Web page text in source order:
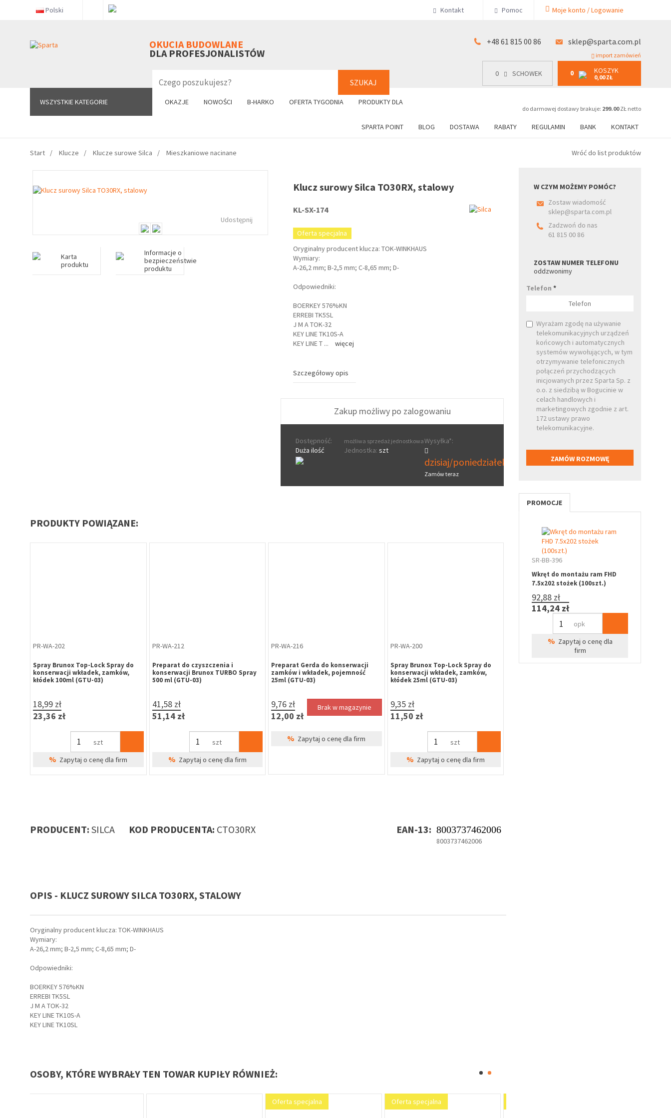
Polski Kontakt Pomoc Moje konto / Logowanie
OKUCIA BUDOWLANE
DLA PROFESJONALISTÓW
SZUKAJ
+48 61 815 00 86 sklep@sparta.com.pl
import zamówień
0 SCHOWEK 0 KOSZYK
0,00 ZŁ
do darmowej dostawy brakuje: 299.00ZŁ netto
WSZYSTKIE KATEGORIE OKAZJE NOWOŚCI B-HARKO OFERTA TYGODNIA PRODUKTY DLA
SPARTA POINT BLOG DOSTAWA RABATY REGULAMIN BANK KONTAKT
WSZYSTKIE KATEGORIE 0 SCHOWEK 0 KOSZYK
0,00 ZŁ
+48 61 815 00 86
Start Klucze Klucze surowe Silca Mieszkaniowe nacinane Wróć do list produktów
Udostępnij
Karta
produktu
Informacje o
bezpieczeństwie
produktu
Klucz surowy Silca TO30RX, stalowy
KL-SX-174
Oferta specjalna
Oryginalny producent klucza: TOK-WINKHAUS
Wymiary:
A-26,2 mm; B-2,5 mm; C-8,65 mm; D-
Odpowiedniki:
BOERKEY 576%KN
ERREBI TK5SL
J M A TOK-32
KEY LINE TK10S-A
KEY LINE T ... więcej
Szczegółowy opis
Zakup możliwy po zalogowaniu
Dostępność:
Duża ilość
możliwa sprzedaż jednostkowa
Jednostka: szt
Wysyłka*:
dzisiaj/poniedziałek
Zamów teraz
PRODUKTY POWIĄZANE:
PR-WA-202
Spray Brunox Top-Lock Spray do
konserwacji wkładek, zamków,
kłódek 100ml (GTU-03)
18,99 zł
23,36 zł
szt
% Zapytaj o cenę dla firm
PR-WA-212
Preparat do czyszczenia i
konserwacji Brunox TURBO Spray
500 ml (GTU-03)
41,58 zł
51,14 zł
szt
% Zapytaj o cenę dla firm
PR-WA-216
Preparat Gerda do konserwacji
zamków i wkładek, pojemność
25ml (GTU-03)
9,76 zł
12,00 zł
Brak w magazynie
% Zapytaj o cenę dla firm
PR-WA-200
Spray Brunox Top-Lock Spray do
konserwacji wkładek, zamków,
kłódek 25ml (GTU-03)
9,35 zł
11,50 zł
szt
% Zapytaj o cenę dla firm
PRODUCENT: SILCA KOD PRODUCENTA: CTO30RX EAN-13: 8003737462006
8003737462006
OPIS - KLUCZ SUROWY SILCA TO30RX, STALOWY
Oryginalny producent klucza: TOK-WINKHAUS
Wymiary:
A-26,2 mm; B-2,5 mm; C-8,65 mm; D-
Odpowiedniki:
BOERKEY 576%KN
ERREBI TK5SL
J M A TOK-32
KEY LINE TK10S-A
KEY LINE TK10SL
OSOBY, KTÓRE WYBRAŁY TEN TOWAR KUPIŁY RÓWNIEŻ:
Oferta specjalna Oferta specjalna
W CZYM MOŻEMY POMÓC?
Zostaw wiadomość
sklep@sparta.com.pl
Zadzwoń do nas
61 815 00 86
ZOSTAW NUMER TELEFONU
oddzwonimy
Telefon*
Wyrażam zgodę na używanie
telekomunikacyjnych urządzeń
końcowych i automatycznych
systemów wywołujących, w tym
otrzymywanie telefonicznych
połączeń przychodzących
inicjowanych przez Sparta Sp. z
o.o. z siedzibą w Bogucinie w
celach handlowych i
marketingowych zgodnie z art.
172 ustawy prawo
telekomunikacyjne.
PROMOCJE
SR-BB-396
Wkręt do montażu ram FHD
7.5x202 stożek (100szt.)
92,88 zł
114,24 zł
opk
% Zapytaj o cenę dla
firm